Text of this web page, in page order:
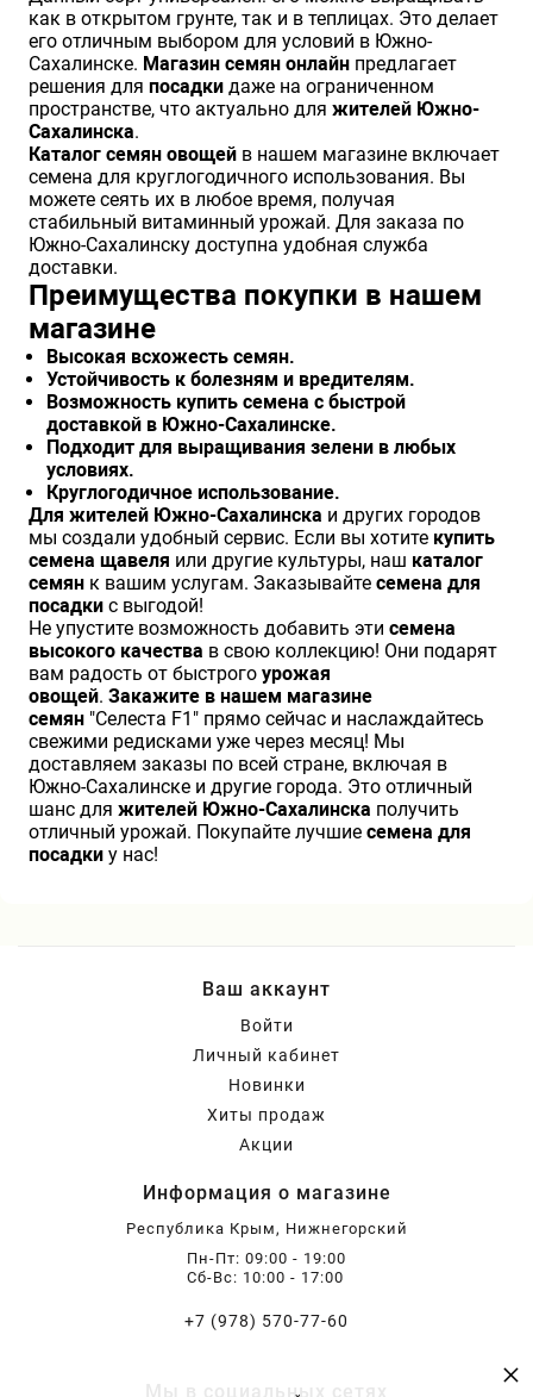
как в открытом грунте, так и в теплицах. Это делает
его отличным выбором для условий в Южно-
Сахалинске. Магазин семян онлайн предлагает
решения для посадки даже на ограниченном
пространстве, что актуально для жителей Южно-
Сахалинска.
Каталог семян овощей в нашем магазине включает
семена для круглогодичного использования. Вы
можете сеять их в любое время, получая
стабильный витаминный урожай. Для заказа по
Южно-Сахалинску доступна удобная служба
доставки.
Преимущества покупки в нашем
магазине
Высокая всхожесть семян.
Устойчивость к болезням и вредителям.
Возможность купить семена с быстрой
доставкой в Южно-Сахалинске.
Подходит для выращивания зелени в любых
условиях.
Круглогодичное использование.
Для жителей Южно-Сахалинска и других городов
мы создали удобный сервис. Если вы хотите купить
семена щавеля или другие культуры, наш каталог
семян к вашим услугам. Заказывайте семена для
посадки с выгодой!
Не упустите возможность добавить эти семена
высокого качества в свою коллекцию! Они подарят
вам радость от быстрого урожая
овощей. Закажите в нашем магазине
семян "Селеста F1" прямо сейчас и наслаждайтесь
свежими редисками уже через месяц! Мы
доставляем заказы по всей стране, включая в
Южно-Сахалинске и другие города. Это отличный
шанс для жителей Южно-Сахалинска получить
отличный урожай. Покупайте лучшие семена для
посадки у нас!
Ваш аккаунт
Войти
Личный кабинет
Новинки
Хиты продаж
Акции
Информация о магазине
Республика Крым, Нижнегорский
Пн-Пт: 09:00 - 19:00
Сб-Вс: 10:00 - 17:00
+7 (978) 570-77-60
Мы в социальных сетях ×